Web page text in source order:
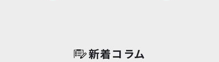
新着コラム